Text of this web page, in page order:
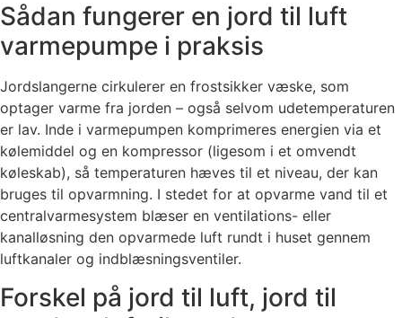
Sådan fungerer en jord til luft
varmepumpe i praksis
Jordslangerne cirkulerer en frostsikker væske, som
optager varme fra jorden – også selvom udetemperaturen
er lav. Inde i varmepumpen komprimeres energien via et
kølemiddel og en kompressor (ligesom i et omvendt
køleskab), så temperaturen hæves til et niveau, der kan
bruges til opvarmning. I stedet for at opvarme vand til et
centralvarmesystem blæser en ventilations- eller
kanalløsning den opvarmede luft rundt i huset gennem
luftkanaler og indblæsningsventiler.
Forskel på jord til luft, jord til